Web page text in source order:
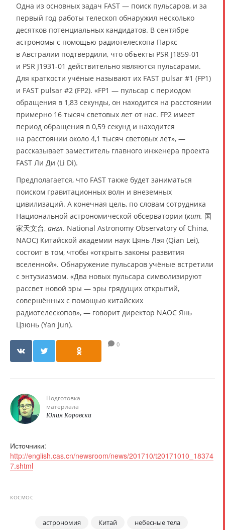
Одна из основных задач FAST — поиск пульсаров, и за
первый год работы телескоп обнаружил несколько
десятков потенциальных кандидатов. В сентябре
астрономы с помощью радиотелескопа Паркс
в Австралии подтвердили, что объекты PSR J1859-01
и PSR J1931-01 действительно являются пульсарами.
Для краткости учёные называют их FAST pulsar #1 (FP1)
и FAST pulsar #2 (FP2). «FP1 — пульсар с периодом
обращения в 1,83 секунды, он находится на расстоянии
примерно 16 тысяч световых лет от нас. FP2 имеет
период обращения в 0,59 секунд и находится
на расстоянии около 4,1 тысяч световых лет», —
рассказывает заместитель главного инженера проекта
FAST Ли Ди (Li Di).
Предполагается, что FAST также будет заниматься
поиском гравитационных волн и внеземных
цивилизаций. А конечная цель, по словам сотрудника
Национальной астрономической обсерватории (кит. 国
家天文台, англ. National Astronomy Observatory of China,
NAOC) Китайской академии наук Цянь Лэя (Qian Lei),
состоит в том, чтобы «открыть законы развития
вселенной». Обнаружение пульсаров учёные встретили
с энтузиазмом. «Два новых пульсара символизируют
рассвет новой эры — эры грядущих открытий,
совершённых с помощью китайских
радиотелескопов», — говорит директор NAOC Янь
Цзюнь (Yan Jun).
0
Подготовка
материала
Юлия Коровски
Источники:
http://english.cas.cn/newsroom/news/201710/t20171010_18374
7.shtml
КОСМОС
астрономия Китай небесные тела